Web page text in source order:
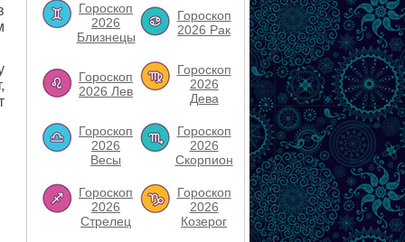
Гороскоп
2026
Близнецы
Гороскоп
2026 Рак
Гороскоп
2026 Лев
Гороскоп
2026
Дева
Гороскоп
2026
Весы
Гороскоп
2026
Скорпион
Гороскоп
2026
Стрелец
Гороскоп
2026
Козерог